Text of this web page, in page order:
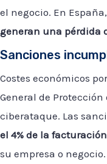
el negocio. En España,
generan una pérdida
Sanciones
Costes económicos
General de Protección
ciberataque. Las
el 4% de la facturación
su empresa o negocio.